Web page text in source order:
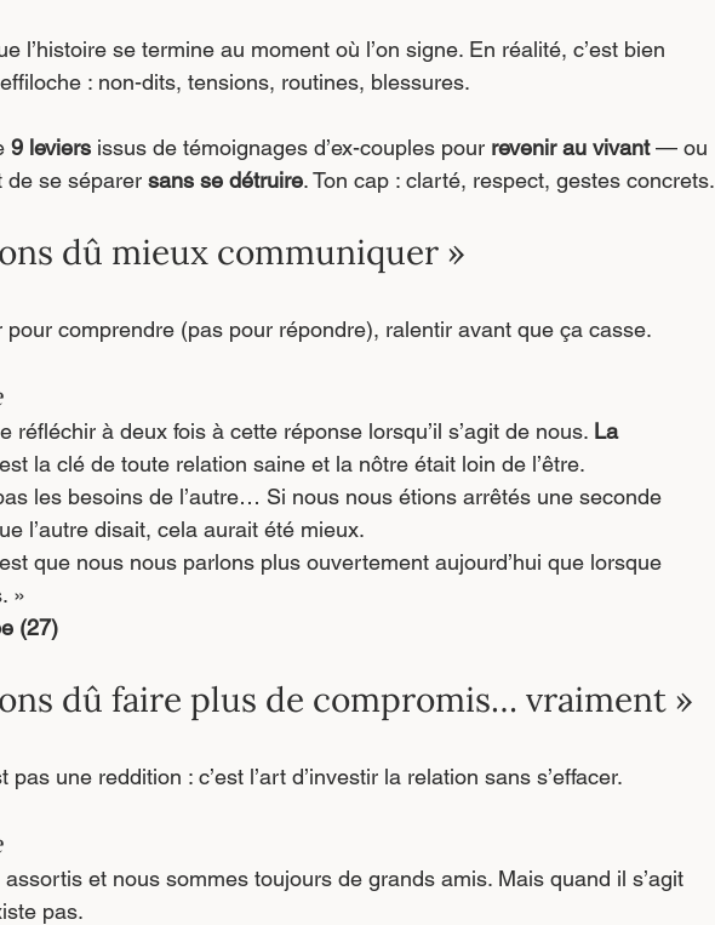
l’histoire se termine au moment où l’on signe. En réalité, c’est bien
: non-dits, tensions, routines, blessures.
9 leviers issus de témoignages d’ex-couples pour revenir au vivant — ou
de se séparer sans se détruire. Ton cap : clarté, respect, gestes concrets.
dû mieux communiquer »
pour comprendre (pas pour répondre), ralentir avant que ça casse.
réfléchir à deux fois à cette réponse lorsqu’il s’agit de nous. La
la clé de toute relation saine et la nôtre était loin de l’être.
les besoins de l’autre… Si nous nous étions arrêtés une seconde
l’autre disait, cela aurait été mieux.
que nous nous parlons plus ouvertement aujourd’hui que lorsque
»
(27)
dû faire plus de compromis… vraiment »
pas une reddition : c’est l’art d’investir la relation sans s’effacer.
et nous sommes toujours de grands amis. Mais quand il s’agit
pas.